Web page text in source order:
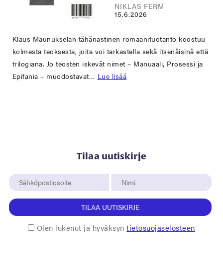
NIKLAS FERM
15.6.2026
Klaus Maunukselan tähänastinen romaanituotanto koostuu
kolmesta teoksesta, joita voi tarkastella sekä itsenäisinä että
trilogiana. Jo teosten iskevät nimet – Manuaali, Prosessi ja
Epifania – muodostavat… Lue lisää
Tilaa uutiskirje
TILAA UUTISKIRJE
Olen lukenut ja hyväksyntietosuojaselosteen